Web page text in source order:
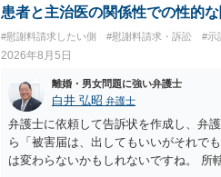
患者と主治医の関係性での性的
#慰謝料請求したい側 #慰謝料請求・訴訟 #示
2026年8月5日
離婚・男女問題に強い弁護士
白井 弘昭 弁護士
弁護士に依頼して告訴状を作成し、弁
ら「被害届は、出してもいいがそれで
は変わらないかもしれないですね。 所